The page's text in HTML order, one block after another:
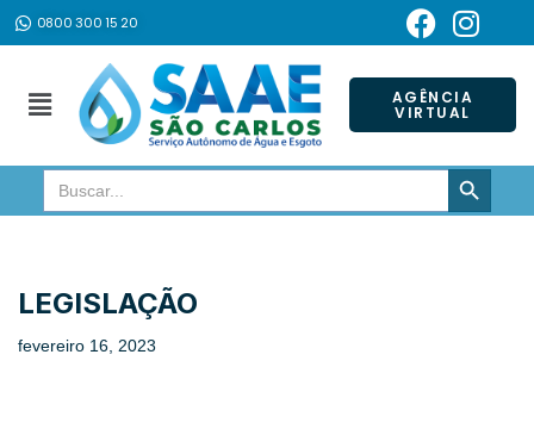
para
0800 300 15 20
AGÊNCIA
VIRTUAL
Search
for:
SEARCH BUTTON
LEGISLAÇÃO
fevereiro 16, 2023